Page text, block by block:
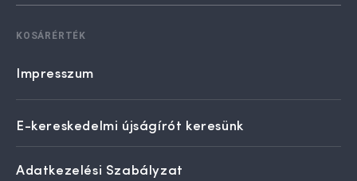
KOSÁRÉRTÉK
Impresszum
E-kereskedelmi újságírót keresünk
Adatkezelési Szabályzat